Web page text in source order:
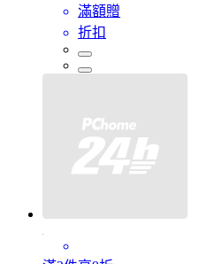
滿額贈
折扣